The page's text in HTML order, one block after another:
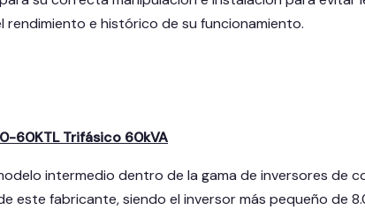
rendimiento e histórico de su funcionamiento.
60KTL Trifásico 60kVA
intermedio dentro de la gama de inversores de
este fabricante, siendo el inversor más pequeño de